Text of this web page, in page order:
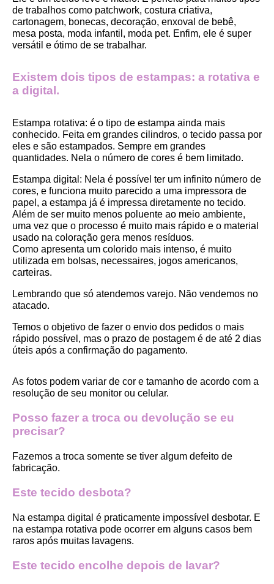
de trabalhos como patchwork, costura criativa,
cartonagem, bonecas, decoração, enxoval de bebê,
mesa posta, moda infantil, moda pet. Enfim, ele é super
versátil e ótimo de se trabalhar.
Existem dois tipos de estampas: a rotativa e
a digital.
Estampa rotativa: é o tipo de estampa ainda mais
conhecido. Feita em grandes cilindros, o tecido passa por
eles e são estampados. Sempre em grandes
quantidades. Nela o número de cores é bem limitado.
Estampa digital : Nela é possível ter um infinito número de
cores, e funciona muito parecido a uma impressora de
papel, a estampa já é impressa diretamente no tecido.
Além de ser muito menos poluente ao meio ambiente,
uma vez que o processo é muito mais rápido e o material
usado na coloração gera menos resíduos.
Como apresenta um colorido mais intenso, é muito
utilizada em bolsas, necessaires, jogos americanos,
carteiras.
Lembrando que só atendemos varejo. Não vendemos no
atacado.
Temos o objetivo de fazer o envio dos pedidos o mais
rápido possível, mas o prazo de postagem é de até 2 dias
úteis após a confirmação do pagamento.
As fotos podem variar de cor e tamanho de acordo com a
resolução de seu monitor ou celular.
Posso fazer a troca ou devolução se eu
precisar?
Fazemos a troca somente se tiver algum defeito de
fabricação.
Este tecido desbota?
Na estampa digital é praticamente impossível desbotar. E
na estampa rotativa pode ocorrer em alguns casos bem
raros após muitas lavagens.
Este tecido encolhe depois de lavar?